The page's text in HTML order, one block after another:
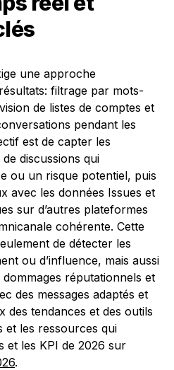
une approche
filtrage par mots-
de listes de comptes et
pendant les
est de capter les
discussions qui
ou un risque potentiel, puis
avec les données Issues et
sur d’autres plateformes
cohérente. Cette
de détecter les
ou d’influence, mais aussi
dommages réputationnels et
des messages adaptés et
des tendances et des outils
et les ressources qui
et les KPI de 2026 sur
.